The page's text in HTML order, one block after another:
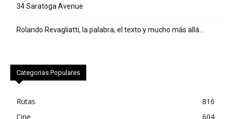
34 Saratoga Avenue
Rolando Revagliatti, la palabra, el texto y mucho más allá…
Categorias Populares
Rutas
816
Cine
604